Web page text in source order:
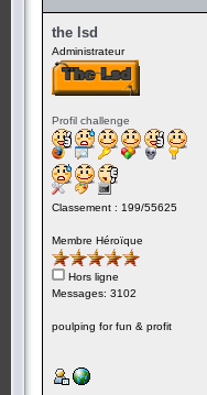
the lsd
Administrateur
Profil challenge
Classement : 199/55625
Membre Héroïque
Hors ligne
Messages: 3102
poulping for fun & profit